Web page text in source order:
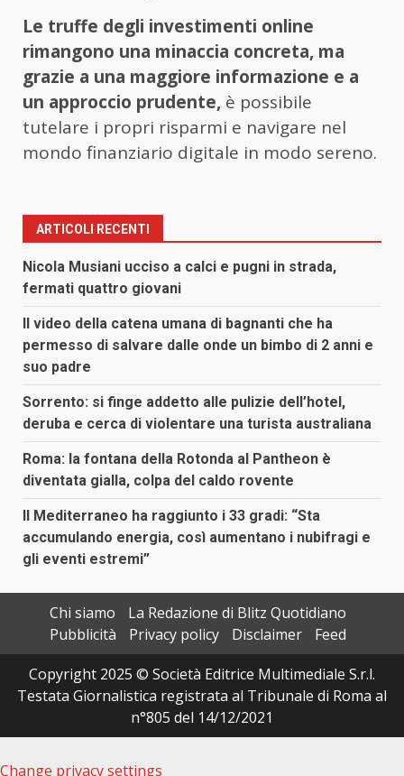
Le truffe degli investimenti online
rimangono una minaccia concreta, ma
grazie a una maggiore informazione e a
un approccio prudente, è possibile
tutelare i propri risparmi e navigare nel
mondo finanziario digitale in modo sereno.
ARTICOLI RECENTI
Nicola Musiani ucciso a calci e pugni in strada,
fermati quattro giovani
Il video della catena umana di bagnanti che ha
permesso di salvare dalle onde un bimbo di 2 anni e
suo padre
Sorrento: si finge addetto alle pulizie dell’hotel,
deruba e cerca di violentare una turista australiana
Roma: la fontana della Rotonda al Pantheon è
diventata gialla, colpa del caldo rovente
Il Mediterraneo ha raggiunto i 33 gradi: “Sta
accumulando energia, così aumentano i nubifragi e
gli eventi estremi”
Chi siamo
La Redazione di Blitz Quotidiano
Pubblicità
Privacy policy Disclaimer
Feed
Copyright 2025 © Società Editrice Multimediale S.r.l.
Testata Giornalistica registrata al Tribunale di Roma al
n°805 del 14/12/2021
Change privacy settings